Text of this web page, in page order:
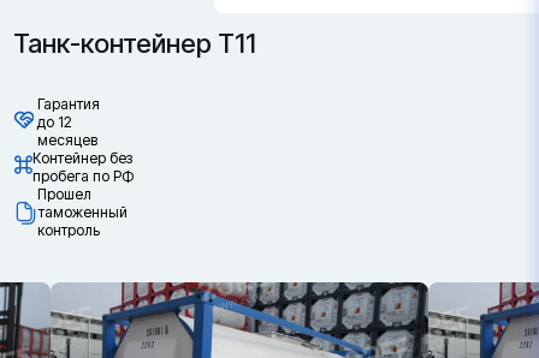
Танк-контейнер Т11
Гарантия
до 12
месяцев
Контейнер без
пробега по РФ
Прошел
таможенный
контроль